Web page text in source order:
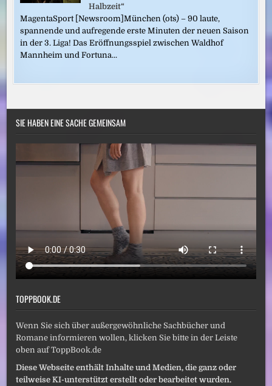
Halbzeit“
MagentaSport [Newsroom]München (ots) – 90 laute,
spannende und aufregende erste Minuten der neuen Saison
in der 3. Liga! Das Eröffnungsspiel zwischen Waldhof
Mannheim und Fortuna...
SIE HABEN EINE SACHE GEMEINSAM
TOPPBOOK.DE
Wenn Sie sich über außergewöhnliche Sachbücher und
Romane informieren wollen, klicken Sie bitte in der Leiste
oben auf ToppBook.de
Diese Webseite enthält Inhalte und Medien, die ganz oder
teilweise KI-unterstützt erstellt oder bearbeitet wurden.